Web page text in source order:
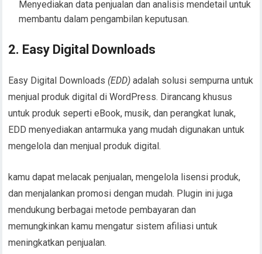
Menyediakan data penjualan dan analisis mendetail untuk
membantu dalam pengambilan keputusan.
2. Easy Digital Downloads
Easy Digital Downloads (EDD) adalah solusi sempurna untuk
menjual produk digital di WordPress. Dirancang khusus
untuk produk seperti eBook, musik, dan perangkat lunak,
EDD menyediakan antarmuka yang mudah digunakan untuk
mengelola dan menjual produk digital.
kamu dapat melacak penjualan, mengelola lisensi produk,
dan menjalankan promosi dengan mudah. Plugin ini juga
mendukung berbagai metode pembayaran dan
memungkinkan kamu mengatur sistem afiliasi untuk
meningkatkan penjualan.